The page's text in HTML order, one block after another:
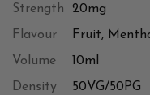
Strength
20mg
Flavour
Fruit,
Volume
10ml
Density
50VG/50PG